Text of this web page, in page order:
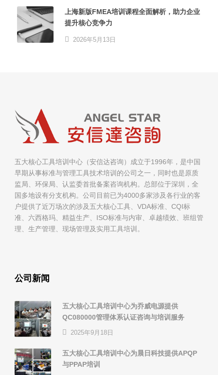
上海新版FMEA培训课程全面解析，助力企业
提升核心竞争力
2026年5月13日
五大核心工具培训中心（安信达咨询）成立于1996年，是中国
早期从事标准与管理工具技术培训的公司之一，同时也是原质
监局、环保局、认监委首批备案咨询机构。总部位于深圳，全
国多地设有分支机构。公司目前已为4000多家涉及各行业的客
户提供了近万场次的涉及五大核心工具、VDA标准、CQI标
准、六西格玛、精益生产、ISO标准与内审、卓越绩效、班组管
理、生产管理、现场管理及实用工具培训。
公司新闻
五大核心工具培训中心为乔威电源提供
QC080000管理体系认证咨询与培训服务
2025年9月18日
五大核心工具培训中心为晨日科技提供APQP
与PPAP培训